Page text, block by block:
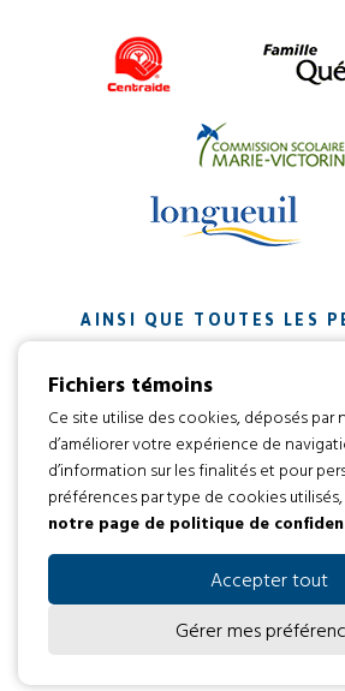
AINSI QUE TOUTES LES
ORGANISMES ET
CONTRIBUÉ À NOTRE
Développement web par
Tous droits réservés 2016 ©
Politique
Fichiers témoins
Ce site utilise des cookies, déposés par
d’améliorer votre expérience de
d’information sur les finalités et pour
préférences par type de cookies
notre page de politique de
Accepter tout
Gérer mes